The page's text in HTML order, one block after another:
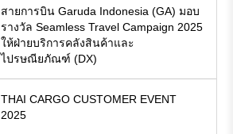
สายการบิน Garuda Indonesia (GA) มอบ
รางวัล Seamless Travel Campaign 2025
ให้ฝ่ายบริการคลังสินค้าและ
ไปรษณียภัณฑ์ (DX)
THAI CARGO CUSTOMER EVENT
2025